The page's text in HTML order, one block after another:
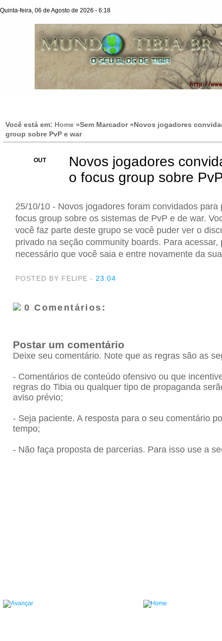
Quinta-feira, 06 de Agosto de 2026 - 6:18
Você está em: Home »Sem Marcador »Novos jogadores
group sobre PvP e war
OUT
Novos jogadores
o focus group sobre
25/10/10 - Novos jogadores foram convidados para
focus group sobre os sistemas de PvP e de war.
você faz parte deste grupo se você puder ver o
privado na seção community boards. Para acessar,
necessário que você saia e entre novamente da
POSTED BY FELIPE- 23:04
0 Comentários:
Postar um comentário
Deixe seu comentário. Note que as regras são as
- Comentários de conteúdo ofensivo ou que
regras do Tibia ou qualquer tipo de propaganda
aviso prévio;
- Seja paciente. A resposta para o seu comentário
tempo;
- Não faça proposta de parcerias. Para isso use a